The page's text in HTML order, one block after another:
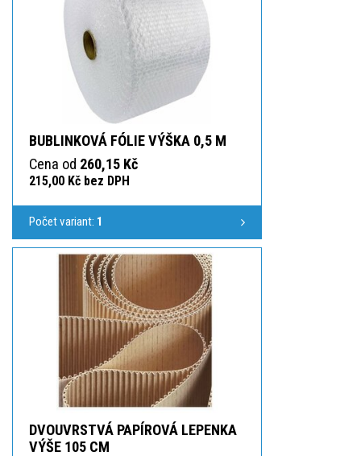
BUBLINKOVÁ FÓLIE VÝŠKA 0,5 M
Cena od 260,15 Kč
215,00 Kč bez DPH
Počet variant: 1
DVOUVRSTVÁ PAPÍROVÁ LEPENKA
VÝŠE 105 CM